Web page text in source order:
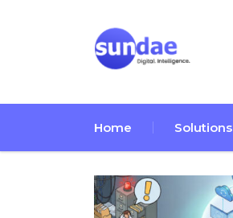
Home Solutions